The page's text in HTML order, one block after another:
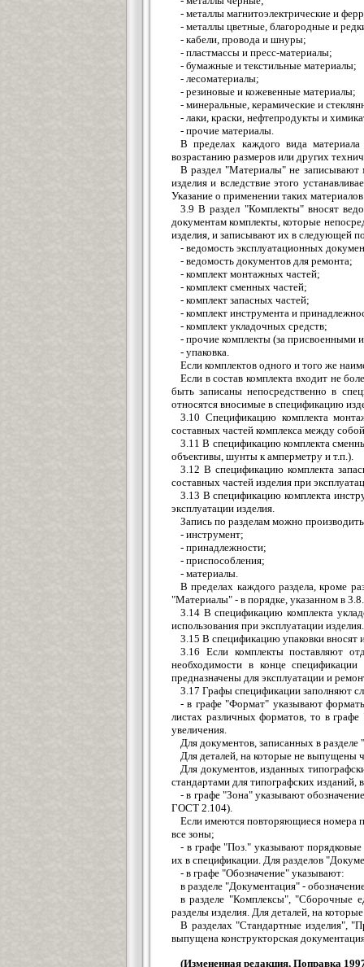
- металлы магнитоэлектрические и
- металлы цветные, благородные и
- кабели, провода и шнуры;
- пластмассы и пресс-материалы;
- бумажные и текстильные материалы;
- лесоматериалы;
- резиновые и кожевенные материалы;
- минеральные, керамические и
- лаки, краски, нефтепродукты и
- прочие материалы.
В пределах каждого вида
возрастанию размеров или других
В раздел "Материалы" не записывают
изделия и вследствие этого
Указание о применении таких
3.9 В раздел "Комплекты" вносят
документам комплекты, которые
изделия, и записывают их в следующей
- ведомость эксплуатационных
- ведомость документов для ремонта;
- комплект монтажных частей;
- комплект сменных частей;
- комплект запасных частей;
- комплект инструмента и
- комплект укладочных средств;
- прочие комплекты (за присвоенными
- упаковка.
Если комплектов одного и того же
Если в состав комплекта входит не
быть записаны непосредственно в
относятся вносимые в спецификацию
3.10 Спецификацию комплекта
составных частей комплекса между
3.11 В спецификацию комплекта
объективы, шунты к амперметру и т.п.).
3.12 В спецификацию комплекта
составных частей изделия при
3.13 В спецификацию комплекта
эксплуатации изделия.
Запись по разделам можно
- инструмент;
- принадлежности;
- приспособления;
- материалы.
В пределах каждого раздела, кроме
"Материалы" - в порядке, указанном в 3.8.
3.14 В спецификацию комплекта
использования при эксплуатации изделия.
3.15 В спецификацию упаковки вносят
3.16 Если комплекты поставляют
необходимости в конце
предназначены для эксплуатации и
3.17 Графы спецификации заполняют
- в графе "Формат" указывают
листах различных форматов, то в
увеличения.
Для документов, записанных в
Для деталей, на которые не выпущены
Для документов, изданных
стандартами для типографских изданий,
- в графе "Зона" указывают
ГОСТ 2.104).
Если имеются повторяющиеся номера
все зоны;
- в графе "Поз." указывают
их в спецификации. Для разделов
- в графе "Обозначение" указывают:
в разделе "Документация" -
в разделе "Комплексы", "Сборочные
разделы изделия. Для деталей, на
В разделах "Стандартные изделия",
выпущена конструкторская
(Измененная редакция, Поправка